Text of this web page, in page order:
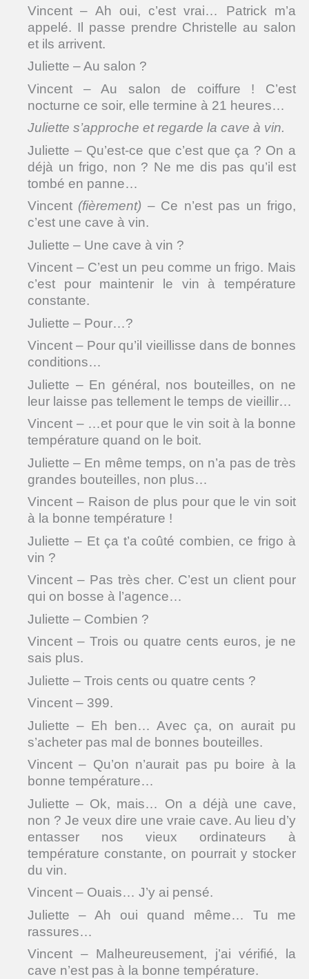
Vincent – Ah oui, c’est vrai… Patrick m’a
appelé. Il passe prendre Christelle au salon
et ils arrivent.
Juliette – Au salon ?
Vincent – Au salon de coiffure ! C’est
nocturne ce soir, elle termine à 21 heures…
Juliette s’approche et regarde la cave à vin.
Juliette – Qu’est-ce que c’est que ça ? On a
déjà un frigo, non ? Ne me dis pas qu’il est
tombé en panne…
Vincent (fièrement) – Ce n’est pas un frigo,
c’est une cave à vin.
Juliette – Une cave à vin ?
Vincent – C’est un peu comme un frigo. Mais
c’est pour maintenir le vin à température
constante.
Juliette – Pour…?
Vincent – Pour qu’il vieillisse dans de bonnes
conditions…
Juliette – En général, nos bouteilles, on ne
leur laisse pas tellement le temps de vieillir…
Vincent – …et pour que le vin soit à la bonne
température quand on le boit.
Juliette – En même temps, on n’a pas de très
grandes bouteilles, non plus…
Vincent – Raison de plus pour que le vin soit
à la bonne température !
Juliette – Et ça t’a coûté combien, ce frigo à
vin ?
Vincent – Pas très cher. C’est un client pour
qui on bosse à l’agence…
Juliette – Combien ?
Vincent – Trois ou quatre cents euros, je ne
sais plus.
Juliette – Trois cents ou quatre cents ?
Vincent – 399.
Juliette – Eh ben… Avec ça, on aurait pu
s’acheter pas mal de bonnes bouteilles.
Vincent – Qu’on n’aurait pas pu boire à la
bonne température…
Juliette – Ok, mais… On a déjà une cave,
non ? Je veux dire une vraie cave. Au lieu d’y
entasser nos vieux ordinateurs à
température constante, on pourrait y stocker
du vin.
Vincent – Ouais… J’y ai pensé.
Juliette – Ah oui quand même… Tu me
rassures…
Vincent – Malheureusement, j’ai vérifié, la
cave n’est pas à la bonne température.